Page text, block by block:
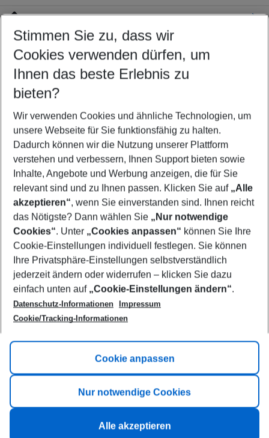
Location
Customize your offer
Find the perfect deal which suits your best
Your departure airport
Any airport
Select your date range
09/08/26–07/08/27 5-8 nights
Who will travel
2 adults No children
Show more filter
Footer
Footer navigation
Title A
Link A
All rights reserved
Stimmen Sie zu, dass wir
Cookies verwenden dürfen, um
Ihnen das beste Erlebnis zu
bieten?
Wir verwenden Cookies und ähnliche Technologien, um
unsere Webseite für Sie funktionsfähig zu halten.
Dadurch können wir die Nutzung unserer Plattform
verstehen und verbessern, Ihnen Support bieten sowie
Inhalte, Angebote und Werbung anzeigen, die für Sie
relevant sind und zu Ihnen passen. Klicken Sie auf „Alle
akzeptieren“, wenn Sie einverstanden sind. Ihnen reicht
das Nötigste? Dann wählen Sie „Nur notwendige
Cookies“. Unter „Cookies anpassen“ können Sie Ihre
Cookie-Einstellungen individuell festlegen. Sie können
Ihre Privatsphäre-Einstellungen selbstverständlich
jederzeit ändern oder widerrufen – klicken Sie dazu
einfach unten auf „Cookie-Einstellungen ändern“.
Datenschutz-Informationen
Impressum
Cookie/Tracking-Informationen
Cookie anpassen
Nur notwendige Cookies
Alle akzeptieren